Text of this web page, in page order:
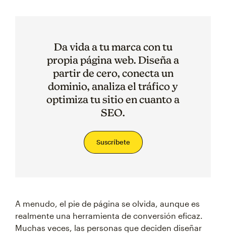
Da vida a tu marca con tu
propia página web. Diseña a
partir de cero, conecta un
dominio, analiza el tráfico y
optimiza tu sitio en cuanto a
SEO.
Suscríbete
A menudo, el pie de página se olvida, aunque es
realmente una herramienta de conversión eficaz.
Muchas veces, las personas que deciden diseñar